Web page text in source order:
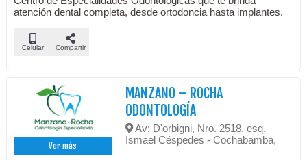
atención dental completa, desde ortodoncia hasta implantes.
Celular Compartir
Ver más
MANZANO – ROCHA
ODONTOLOGÍA
Av: D'orbigni, Nro. 2518, esq.
Ismael Céspedes - Cochabamba,